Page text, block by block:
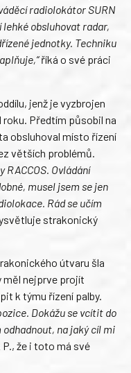
radiolokátor SURN
obsluhovat radar,
jednotky. Techniku
říká o své práci
jenž je vyzbrojen
roku. Předtím působil na
obsluhoval místo řízení
větších problémů.
RACCOS. Ovládání
musel jsem se jen
Rád se učím
strakonický
útvaru šla
měl nejprve projít
k týmu řízení palby.
Dokážu se vcítit do
na jaký cíl mi
že i toto má své